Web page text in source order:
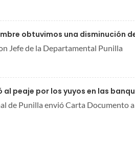
obtuvimos una disminución
Jefe de la Departamental Punilla
peaje por los yuyos en las
de Punilla envió Carta Documento